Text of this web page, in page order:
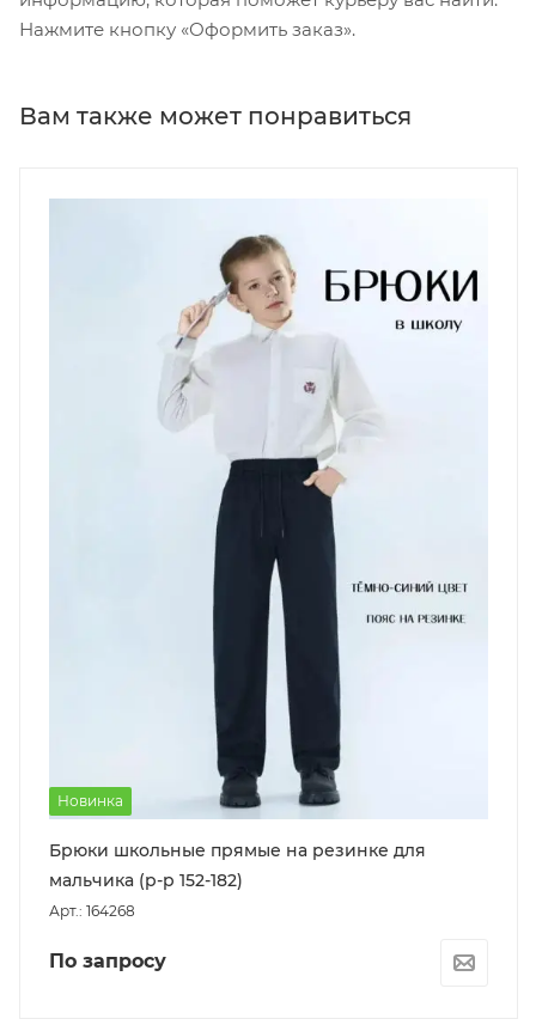
Нажмите кнопку «Оформить заказ».
Вам также может понравиться
Новинка
Брюки школьные прямые на резинке для
мальчика (р-р 152-182)
Арт.: 164268
По запросу